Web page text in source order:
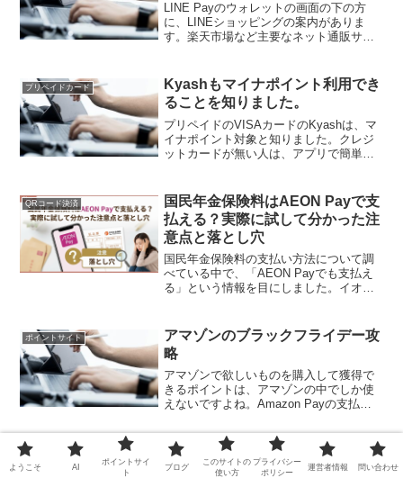
LINE Payのウォレットの画面の下の方
に、LINEショッピングの案内がありま
す。楽天市場など主要なネット通販サイ
トは、下記のサイトです。楽天市場
Yahoo!...
プリペイドカード
Kyashもマイナポイント利用でき
ることを知りました。
プリペイドのVISAカードのKyashは、マ
イナポイント対象と知りました。クレジ
ットカードが無い人は、アプリで簡単に
キャンペーンページは、こちらです。
Kyash...
QRコード決済
国民年金保険料はAEON Payで支
払える？実際に試して分かった注
意点と落とし穴
国民年金保険料の支払い方法について調
べている中で、「AEON Payでも支払え
る」という情報を目にしました。イオン
段から利用しているため、「これは便利
かもし...
ポイントサイト
アマゾンのブラックフライデー攻
略
アマゾンで欲しいものを購入して獲得で
きるポイントは、アマゾンの中でしか使
えないですよね。Amazon Payの支払い
たことが無いので分からないです。折角
普段よりもお得に購入できると期待でき
るブラックフライ...
アフィリエイト ネットで10万円作る方法
ポイントサイトに登録して商品購入やサ
ようこそ AI
ポイントサイ
ト
ブログ
このサイトの
使い方
プライバシー
ポリシー
運営者情報 問い合わせ